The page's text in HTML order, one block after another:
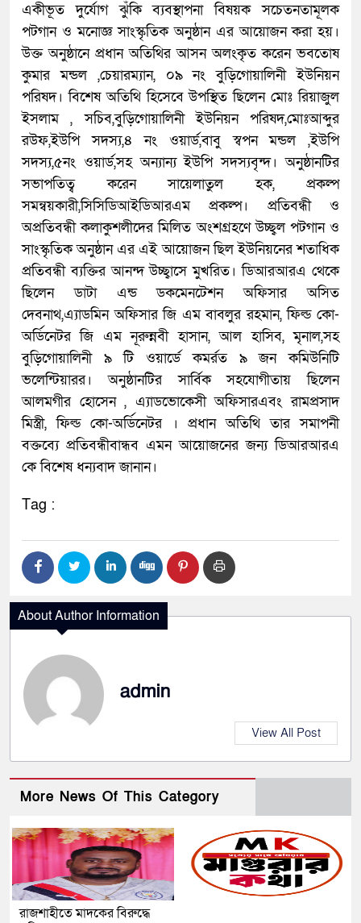
একীভূত দুর্যোগ ঝুঁকি ব্যবস্থাপনা বিষয়ক সচেতনতামূলক
পটগান ও মনোজ্ঞ সাংস্কৃতিক অনুষ্ঠান এর আয়োজন করা হয়।
উক্ত অনুষ্ঠানে প্রধান অতিথির আসন অলংকৃত করেন ভবতোষ
কুমার মন্ডল ,চেয়ারম্যান, ০৯ নং বুড়িগোয়ালিনী ইউনিয়ন
পরিষদ। বিশেষ অতিথি হিসেবে উপস্থিত ছিলেন মোঃ রিয়াজুল
ইসলাম , সচিব,বুড়িগোয়ালিনী ইউনিয়ন পরিষদ,মোঃআব্দুর
রউফ,ইউপি সদস্য,৪ নং ওয়ার্ড,বাবু স্বপন মন্ডল ,ইউপি
সদস্য,৫নং ওয়ার্ড,সহ অন্যান্য ইউপি সদস্যবৃন্দ। অনুষ্ঠানটির
সভাপতিত্ব করেন সায়েলাতুল হক, প্রকল্প
সমন্বয়কারী,সিসিডিআইডিআরএম প্রকল্প। প্রতিবন্ধী ও
অপ্রতিবন্ধী কলাকুশলীদের মিলিত অংশগ্রহণে উচ্ছ্বল পটগান ও
সাংস্কৃতিক অনুষ্ঠান এর এই আয়োজন ছিল ইউনিয়নের শতাধিক
প্রতিবন্ধী ব্যক্তির আনন্দ উচ্ছ্বাসে মুখরিত। ডিআরআরএ থেকে
ছিলেন ডাটা এন্ড ডকমেনটেশন অফিসার অসিত
দেবনাথ,এ্যাডমিন অফিসার জি এম বাবলুর রহমান, ফিল্ড কো-
অর্ডিনেটর জি এম নূরুন্নবী হাসান, আল হাসিব, মৃনাল,সহ
বুড়িগোয়ালিনী ৯ টি ওয়ার্ডে কমর্রত ৯ জন কমিউনিটি
ভলেন্টিয়ারর। অনুষ্ঠানটির সার্বিক সহযোগীতায় ছিলেন
আলমগীর হোসেন , এ্যাডভোকেসী অফিসারএবং রামপ্রসাদ
মিস্ত্রী, ফিল্ড কো-অর্ডিনেটর । প্রধান অতিথি তার সমাপনী
বক্তব্যে প্রতিবন্ধীবান্ধব এমন আয়োজনের জন্য ডিআরআরএ
কে বিশেষ ধন্যবাদ জানান।
Tag :
About Author Information
admin
View All Post
More News Of This Category
রাজশাহীতে মাদকের বিরুদ্ধে